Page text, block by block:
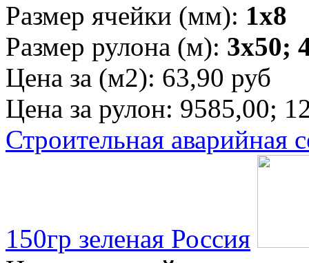
Размер ячейки (мм): 1х8
Размер рулона (м): 3х50;
Цена за (м2): 63,90 руб
Цена за рулон: 9585,00;
Строительная аварийная
150гр зеленая Россия